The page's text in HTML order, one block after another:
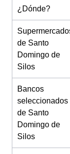
¿Dónde?
de Santo
Domingo de
Silos
Bancos
seleccionados
de Santo
Domingo de
Silos